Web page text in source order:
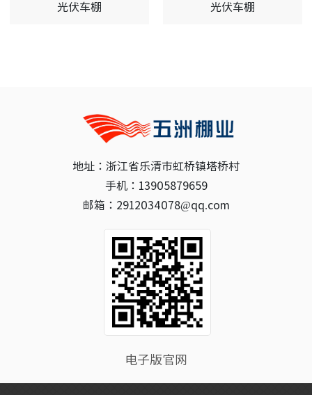
光伏车棚 光伏车棚
地址：浙江省乐清市虹桥镇塔桥村
手机：13905879659
邮箱：2912034078@qq.com
电子版官网